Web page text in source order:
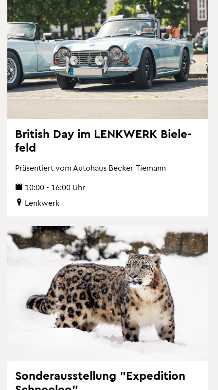
Bri­tish Day im LENK­WERK Bie­le­
feld
Prä­sen­tiert vom Au­to­haus Be­cker-Tie­mann
10:00 - 16:00 Uhr
Lenk­werk
Son­der­aus­stel­lung "Ex­pe­di­ti­on